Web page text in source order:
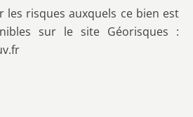
les risques auxquels ce bien est
sur le site Géorisques :